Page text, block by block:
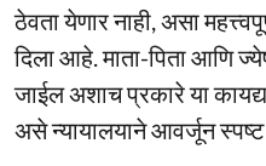
ठेवता येणार नाही, असा
दिला आहे. माता-पिता आणि
जाईल अशाच प्रकारे या
असे न्यायालयाने आवर्जून